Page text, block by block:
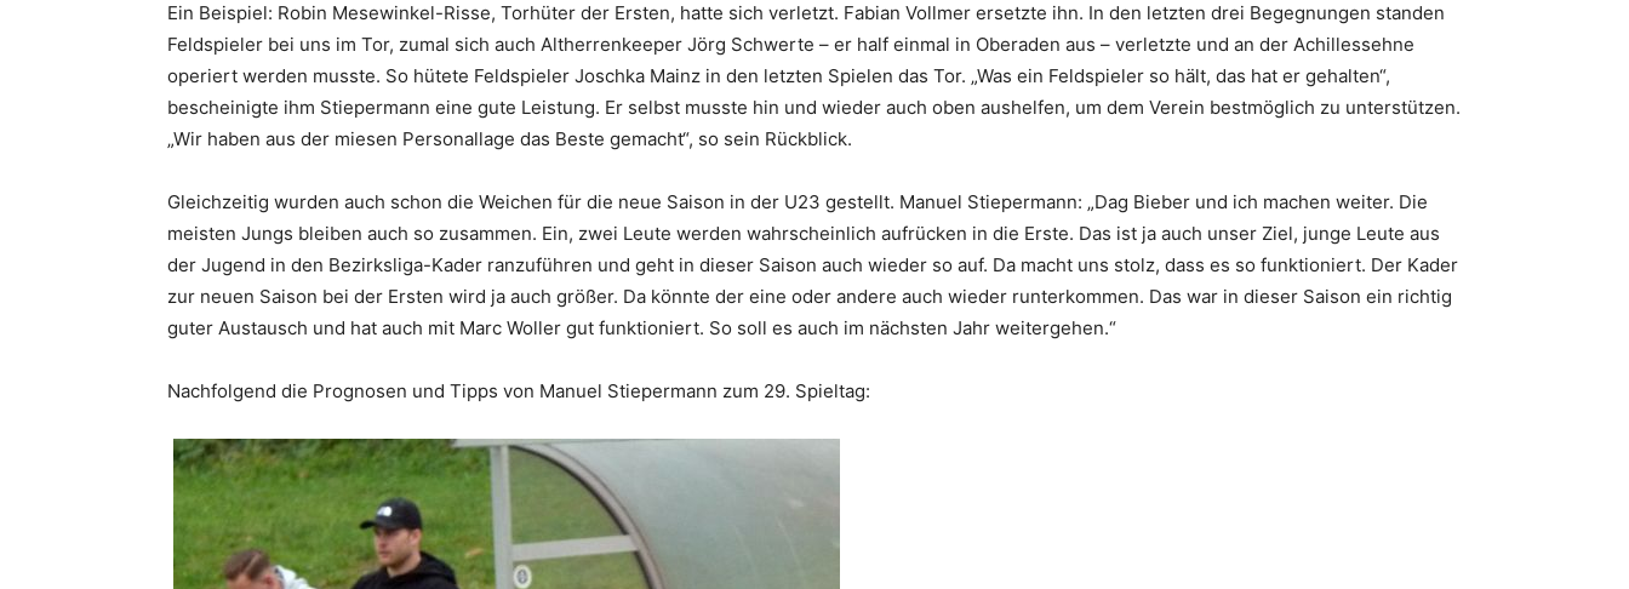
Ein Beispiel: Robin Mesewinkel-Risse, Torhüter der Ersten, hatte sich verletzt. Fabian Vollmer ersetzte ihn. In den letzten drei Begegnungen standen
Feldspieler bei uns im Tor, zumal sich auch Altherrenkeeper Jörg Schwerte – er half einmal in Oberaden aus – verletzte und an der Achillessehne
operiert werden musste. So hütete Feldspieler Joschka Mainz in den letzten Spielen das Tor. „Was ein Feldspieler so hält, das hat er gehalten“,
bescheinigte ihm Stiepermann eine gute Leistung. Er selbst musste hin und wieder auch oben aushelfen, um dem Verein bestmöglich zu unterstützen.
„Wir haben aus der miesen Personallage das Beste gemacht“, so sein Rückblick.
Gleichzeitig wurden auch schon die Weichen für die neue Saison in der U23 gestellt. Manuel Stiepermann: „Dag Bieber und ich machen weiter. Die
meisten Jungs bleiben auch so zusammen. Ein, zwei Leute werden wahrscheinlich aufrücken in die Erste. Das ist ja auch unser Ziel, junge Leute aus
der Jugend in den Bezirksliga-Kader ranzuführen und geht in dieser Saison auch wieder so auf. Da macht uns stolz, dass es so funktioniert. Der Kader
zur neuen Saison bei der Ersten wird ja auch größer. Da könnte der eine oder andere auch wieder runterkommen. Das war in dieser Saison ein richtig
guter Austausch und hat auch mit Marc Woller gut funktioniert. So soll es auch im nächsten Jahr weitergehen.“
Nachfolgend die Prognosen und Tipps von Manuel Stiepermann zum 29. Spieltag: